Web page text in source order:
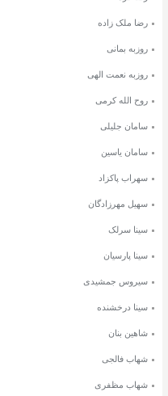
رضا ملک زاده
روزبه بمانی
روزبه نعمت الهی
روح الله کرمی
سامان جلیلی
سامان یاسین
سهراب پاکزاد
سهیل مهرزادگان
سینا سرلک
سینا پارسیان
سیروس جمشیدی
سینا درخشنده
شاهین بنان
شهاب فالجی
شهاب مظفری